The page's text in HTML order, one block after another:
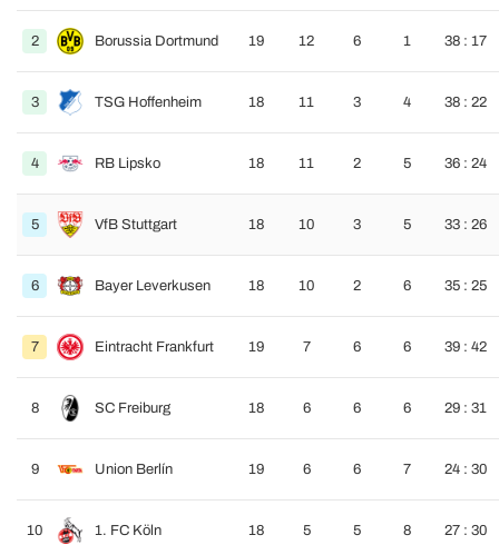
2 Borussia Dortmund 19 12 6 1 38 : 17
3 TSG Hoffenheim 18 11 3 4 38 : 22
4 RB Lipsko 18 11 2 5 36 : 24
5 VfB Stuttgart 18 10 3 5 33 : 26
6 Bayer Leverkusen 18 10 2 6 35 : 25
7 Eintracht Frankfurt 19 7 6 6 39 : 42
8 SC Freiburg 18 6 6 6 29 : 31
9 Union Berlín 19 6 6 7 24 : 30
10 1. FC Köln 18 5 5 8 27 : 30